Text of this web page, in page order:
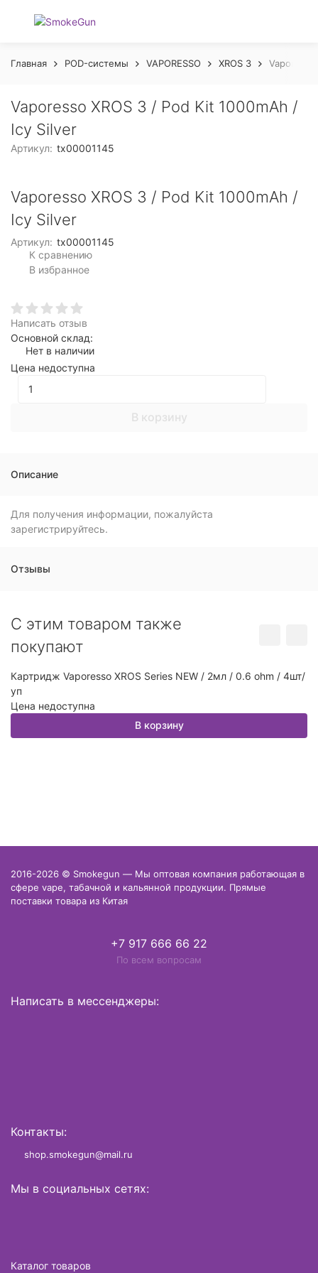
Главная POD-системы VAPORESSO XROS 3 Vaporesso
Vaporesso XROS 3 / Pod Kit 1000mAh /
Icy Silver
Артикул: tx00001145
Vaporesso XROS 3 / Pod Kit 1000mAh /
Icy Silver
Артикул: tx00001145
К сравнению
В избранное
Написать отзыв
Основной склад:
Нет в наличии
Цена недоступна
В корзину
Описание
Для получения информации, пожалуйста
зарегистрируйтесь.
Отзывы
C этим товаром также
покупают
Картридж Vaporesso XROS Series NEW / 2мл / 0.6 ohm / 4шт/
уп
Цена недоступна
В корзину
2016-2026 © Smokegun — Мы оптовая компания работающая в
сфере vape, табачной и кальянной продукции. Прямые
поставки товара из Китая
+7 917 666 66 22
По всем вопросам
Написать в мессенджеры:
Контакты:
shop.smokegun@mail.ru
Мы в социальных сетях:
Каталог товаров